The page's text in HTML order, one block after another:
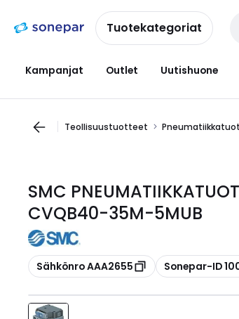
navigointiinsisältöönTuotekategoriat
Kampanjat Outlet Uutishuone
Teollisuustuotteet
SMC
CVQB40-35M-5MUB
Kopioi
Sähkönro AAA2655 Kopioi
Sonepar-ID